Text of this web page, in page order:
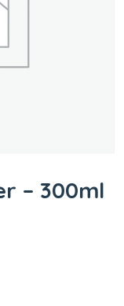
– 300ml